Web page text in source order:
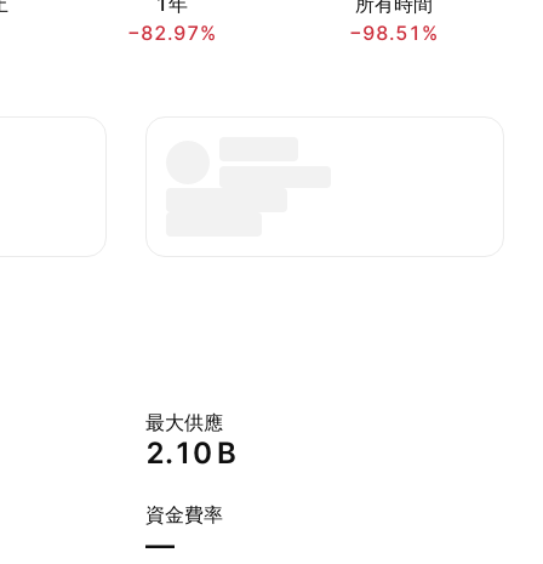
−82.97%
−98.51%
最大供應
‪2.10 B‬
資金費率
—